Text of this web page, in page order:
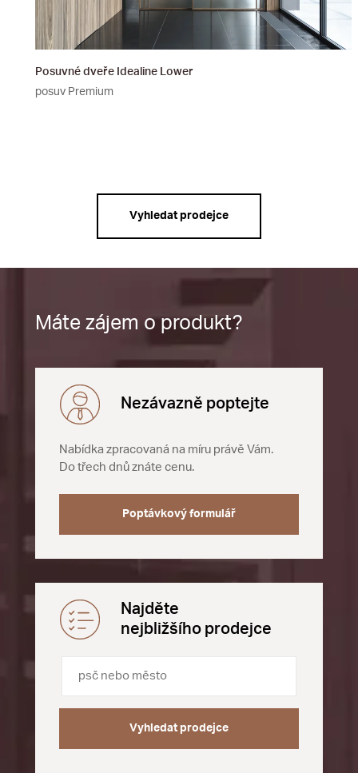
Posuvné dveře Idealine Lower
posuv Premium
Vyhledat prodejce
Máte zájem o produkt?
Nezávazně poptejte
Nabídka zpracovaná na míru právě Vám.
Do třech dnů znáte cenu.
Poptávkový formulář
Najděte
nejbližšího prodejce
Vyhledat prodejce